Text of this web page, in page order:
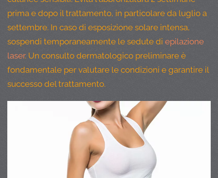
prima e dopo il trattamento, in particolare da luglio a
settembre. In caso di esposizione solare intensa,
sospendi temporaneamente le sedute di epilazione
laser. Un consulto dermatologico preliminare è
fondamentale per valutare le condizioni e garantire il
successo del trattamento.